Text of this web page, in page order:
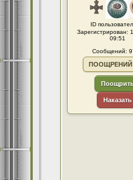
ID
Зарегистрирован:
09:51
Сообщений:
ПООЩРЕНИЙ:
Наказать